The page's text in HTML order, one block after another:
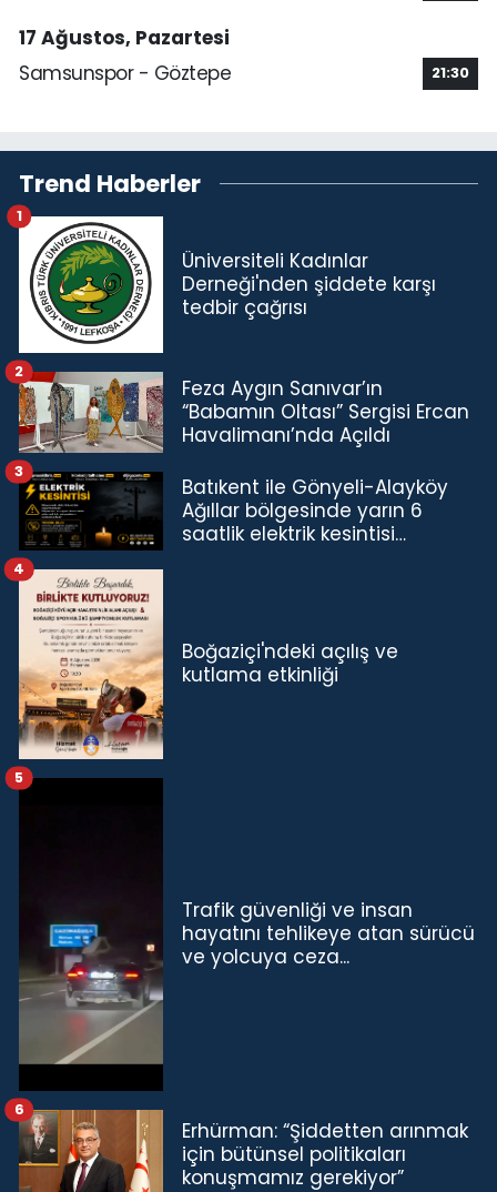
17 Ağustos, Pazartesi
Samsunspor - Göztepe
21:30
Trend Haberler
Üniversiteli Kadınlar
Derneği'nden şiddete karşı
tedbir çağrısı
1
Feza Aygın Sanıvar’ın
“Babamın Oltası” Sergisi Ercan
Havalimanı’nda Açıldı
2
Batıkent ile Gönyeli-Alayköy
Ağıllar bölgesinde yarın 6
saatlik elektrik kesintisi…
3
Boğaziçi'ndeki açılış ve
kutlama etkinliği
4
Trafik güvenliği ve insan
hayatını tehlikeye atan sürücü
ve yolcuya ceza...
5
Erhürman: “Şiddetten arınmak
için bütünsel politikaları
konuşmamız gerekiyor”
6